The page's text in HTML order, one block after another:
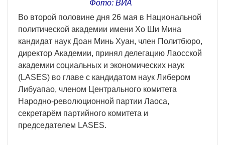
Фото: ВИА
Во второй половине дня 26 мая в Национальной
политической академии имени Хо Ши Мина
кандидат наук Доан Минь Хуан, член Политбюро,
директор Академии, принял делегацию Лаосской
академии социальных и экономических наук
(LASES) во главе с кандидатом наук Либером
Либуапао, членом Центрального комитета
Народно-революционной партии Лаоса,
секретарём партийного комитета и
председателем LASES.